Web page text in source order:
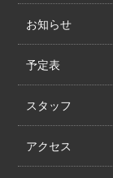
お知らせ
予定表
スタッフ
アクセス